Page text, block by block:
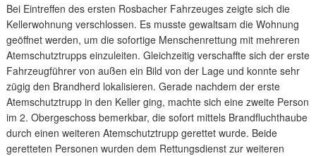
Bei Eintreffen des ersten Rosbacher Fahrzeuges zeigte sich die
Kellerwohnung verschlossen. Es musste gewaltsam die Wohnung
geöffnet werden, um die sofortige Menschenrettung mit mehreren
Atemschutztrupps einzuleiten. Gleichzeitig verschaffte sich der erste
Fahrzeugführer von außen ein Bild von der Lage und konnte sehr
zügig den Brandherd lokalisieren. Gerade nachdem der erste
Atemschutztrupp in den Keller ging, machte sich eine zweite Person
im 2. Obergeschoss bemerkbar, die sofort mittels Brandfluchthaube
durch einen weiteren Atemschutztrupp gerettet wurde. Beide
geretteten Personen wurden dem Rettungsdienst zur weiteren